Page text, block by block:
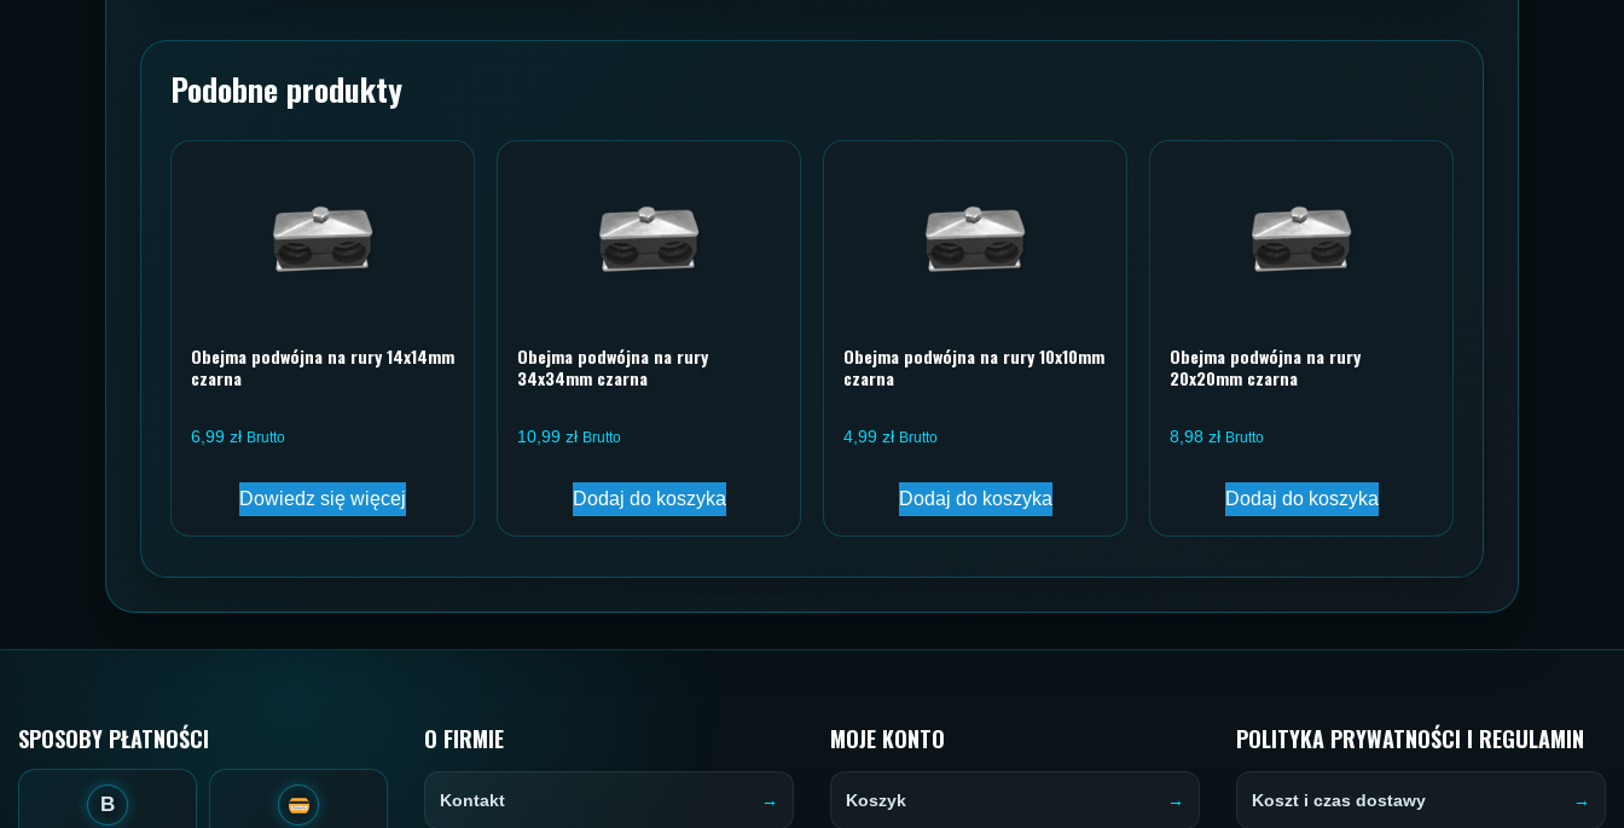
Podobne produkty
Obejma podwójna na rury 14x14mm
czarna
6,99 zł Brutto
Dowiedz się więcej
Obejma podwójna na rury
34x34mm czarna
10,99 zł Brutto
Dodaj do koszyka
Obejma podwójna na rury 10x10mm
czarna
4,99 zł Brutto
Dodaj do koszyka
Obejma podwójna na rury
20x20mm czarna
8,98 zł Brutto
Dodaj do koszyka
SPOSOBY PŁATNOŚCI
B
O FIRMIE
Kontakt
MOJE KONTO
Koszyk
POLITYKA PRYWATNOŚCI I REGULAMIN
Koszt i czas dostawy